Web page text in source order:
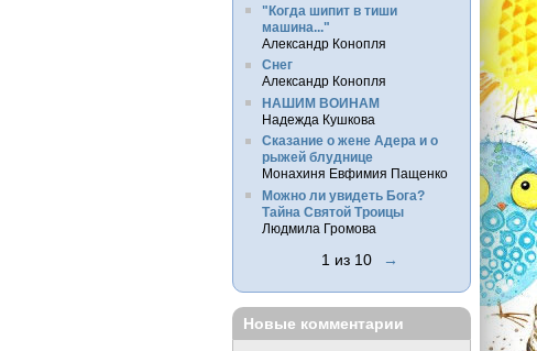
"Когда шипит в тиши
машина..."
Александр Конопля
Снег
Александр Конопля
НАШИМ ВОИНАМ
Надежда Кушкова
Сказание о жене Адера и о
рыжей блуднице
Монахиня Евфимия Пащенко
Можно ли увидеть Бога?
Тайна Святой Троицы
Людмила Громова
1 из 10 →
Новые комментарии